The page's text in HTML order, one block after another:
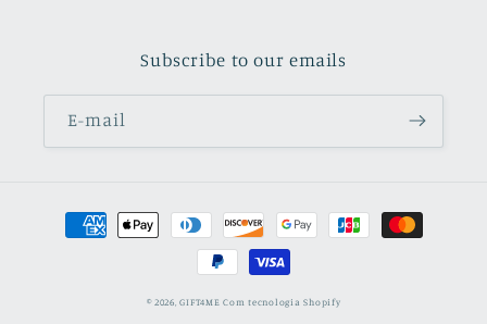
Subscribe to our emails
E-mail
Métodos
© 2026,GIFT4ME Com tecnologia Shopify